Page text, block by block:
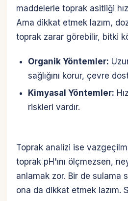
maddelerle toprak asitliği
Ama dikkat etmek lazım,
toprak zarar görebilir, bitki
Organik Yöntemler:
sağlığını korur, çevre
Kimyasal Yöntemler:
riskleri vardır.
Toprak analizi ise
toprak pH'ını ölçmezsen,
anlamak zor. Bir de sulama
ona da dikkat etmek lazım.